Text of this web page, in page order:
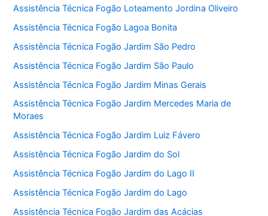
Assistência Técnica Fogão Loteamento Jordina Oliveiro
Assistência Técnica Fogão Lagoa Bonita
Assistência Técnica Fogão Jardim São Pedro
Assistência Técnica Fogão Jardim São Paulo
Assistência Técnica Fogão Jardim Minas Gerais
Assistência Técnica Fogão Jardim Mercedes Maria de
Moraes
Assistência Técnica Fogão Jardim Luiz Fávero
Assistência Técnica Fogão Jardim do Sol
Assistência Técnica Fogão Jardim do Lago II
Assistência Técnica Fogão Jardim do Lago
Assistência Técnica Fogão Jardim das Acácias